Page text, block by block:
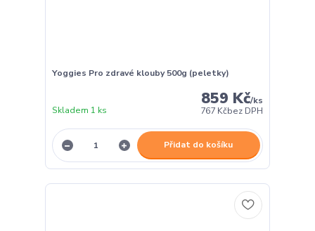
Yoggies Pro zdravé klouby 500g (peletky)
859 Kč/ks
767 Kčbez DPH
Skladem 1 ks
Přidat do košíku